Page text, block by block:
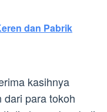
dan Pabrik
kasihnya
dari para tokoh